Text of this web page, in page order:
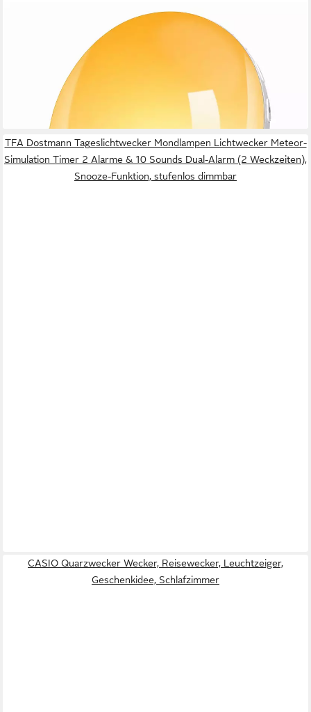
Tageslichtwecker Tageslichtwecker mit Sonnenaufgang, 2
Weckzeiten, 7 Naturtöne 7 Naturtöne,11 Farben,20
Helligkeitsstufen
UVP 99,99 €
lieferbar - in 3-4 Werktagen bei dir
TFA Dostmann Tageslichtwecker Mondlampen Lichtwecker Meteor-
Simulation Timer 2 Alarme & 10 Sounds Dual-Alarm (2 Weckzeiten),
Snooze-Funktion, stufenlos dimmbar
CASIO Quarzwecker Wecker, Reisewecker, Leuchtzeiger,
Geschenkidee, Schlafzimmer